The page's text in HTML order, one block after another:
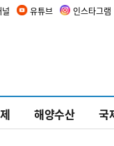
유튜브 인스타그램
해양수산 국